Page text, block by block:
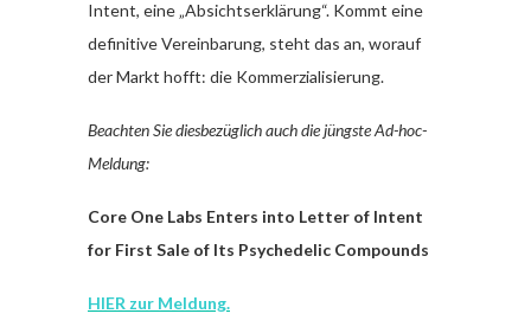
Intent, eine „Absichtserklärung“. Kommt eine
definitive Vereinbarung, steht das an, worauf
der Markt hofft: die Kommerzialisierung.
Beachten Sie diesbezüglich auch die jüngste Ad-hoc-
Meldung:
Core One Labs Enters into Letter of Intent
for First Sale of Its Psychedelic Compounds
HIER zur Meldung.